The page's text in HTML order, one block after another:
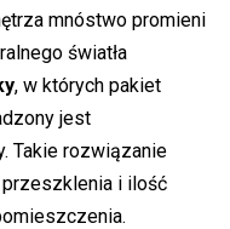
mnóstwo promieni
światła
, w których pakiet
jest
Takie rozwiązanie
i ilość